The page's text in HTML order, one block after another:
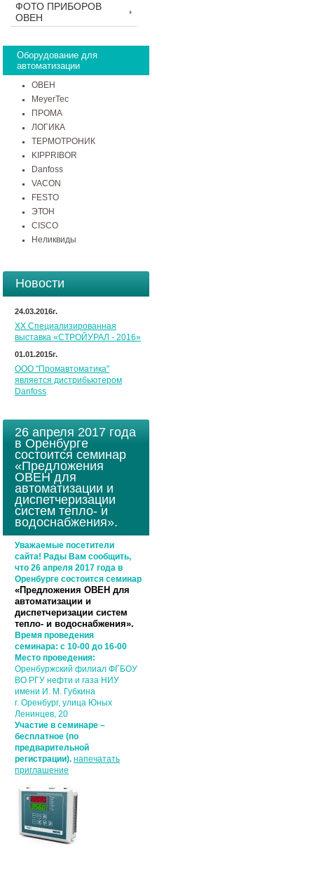
ФОТО ПРИБОРОВ
ОВЕН
Оборудование для
автоматизации
ОВЕН
MeyerTec
ПРОМА
ЛОГИКА
ТЕРМОТРОНИК
KIPPRIBOR
Danfoss
VACON
FESTO
ЭТОН
CISCO
Неликвиды
Новости
24.03.2016г.
XX Специализированная
выставка «СТРОЙУРАЛ - 2016»
01.01.2015г.
ООО "Промавтоматика"
является дистрибьютером
Danfoss
26 апреля 2017 года
в Оренбурге
состоится семинар
«Предложения
ОВЕН для
автоматизации и
диспетчеризации
систем тепло- и
водоснабжения».
Уважаемые посетители
сайта! Рады Вам сообщить,
что 26 апреля 2017 года в
Оренбурге состоится семинар
«Предложения ОВЕН для
автоматизации и
диспетчеризации систем
тепло- и водоснабжения».
Время проведения
семинара: с 10-00 до 16-00
Место проведения:
Оренбуржский филиал ФГБОУ
ВО РГУ нефти и газа НИУ
имени И. М. Губкина
г. Оренбург, улица Юных
Ленинцев, 20
Участие в семинаре –
бесплатное (по
предварительной
регистрации). напечатать
приглашение